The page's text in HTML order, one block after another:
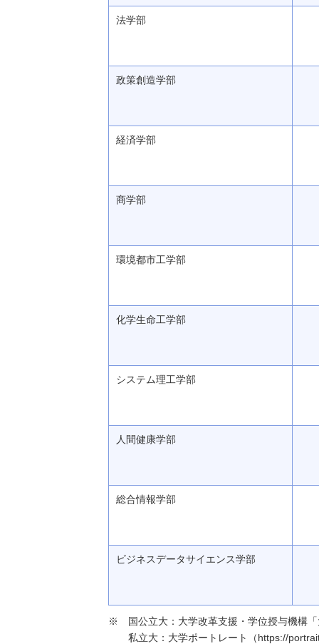
法学部
政策創造学部
経済学部
商学部
環境都市工学部
化学生命工学部
システム理工学部
人間健康学部
総合情報学部
ビジネスデータサイエンス学部
国公立大：大学改革支援・学位授与機構
私立大：大学ポートレート（https://